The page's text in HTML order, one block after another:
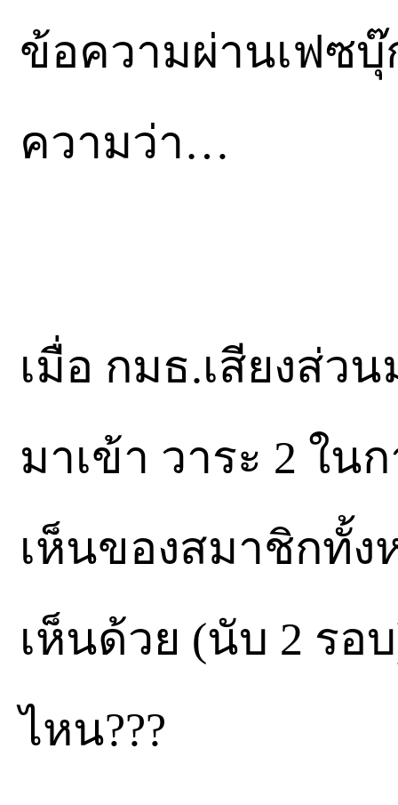
ข้อความผ่านเฟซ
ความว่า…
เมื่อ กมธ.เสียงส่ว
มาเข้า วาระ 2 ใน
เห็นของสมาชิกทั้ง
เห็นด้วย (นับ 2 รอ
ไหน???